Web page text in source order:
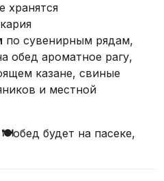
хранятся
по сувенирным рядам,
обед ароматное рагу,
казане, свиные
и местной
🍽️обед будет на пасеке,